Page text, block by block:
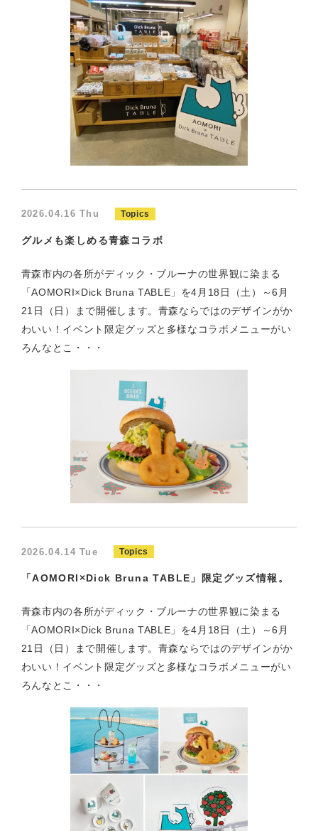
2026.04.16 Thu Topics
グルメも楽しめる青森コラボ
青森市内の各所がディック・ブルーナの世界観に染まる
「AOMORI×Dick Bruna TABLE」を4月18日（土）～6月
21日（日）まで開催します。青森ならではのデザインがか
わいい！イベント限定グッズと多様なコラボメニューがい
ろんなとこ・・・
2026.04.14 Tue Topics
「AOMORI×Dick Bruna TABLE」限定グッズ情報。
青森市内の各所がディック・ブルーナの世界観に染まる
「AOMORI×Dick Bruna TABLE」を4月18日（土）～6月
21日（日）まで開催します。青森ならではのデザインがか
わいい！イベント限定グッズと多様なコラボメニューがい
ろんなとこ・・・